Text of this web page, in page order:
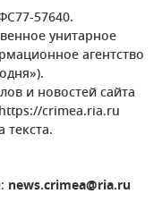
57640.
унитарное
агентство
и новостей сайта
crimea.ria.ru
текста.
news.crimea@ria.ru